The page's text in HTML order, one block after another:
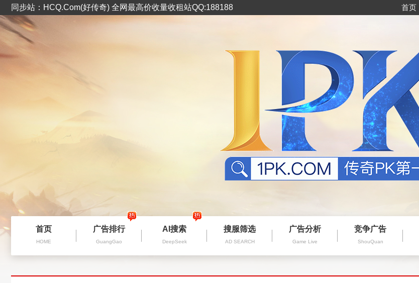
同步站：HCQ.Com(好传奇) 全网最高价收量收租站QQ:188188 首页
首页
HOME
广告排行
GuangGao
AI搜索
DeepSeek
搜服筛选
AD SEARCH
广告分析
Game Live
竞争广告
ShouQuan